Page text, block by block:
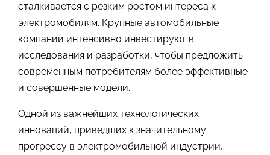
сталкивается с резким ростом интереса к
электромобилям. Крупные автомобильные
компании интенсивно инвестируют в
исследования и разработки, чтобы предложить
современным потребителям более эффективные
и совершенные модели.
Одной из важнейших технологических
инноваций, приведших к значительному
прогрессу в электромобильной индустрии,